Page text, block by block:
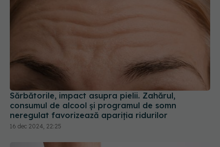
Sărbătorile, impact asupra pielii. Zahărul,
consumul de alcool și programul de somn
neregulat favorizează apariția ridurilor
16 dec 2024, 22:25